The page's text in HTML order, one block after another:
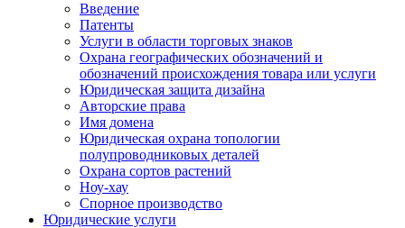
Введение
Патенты
Услуги в области торговых знаков
Охрана географических обозначений и
обозначений происхождения товара или услуги
Юридическая защита дизайна
Авторские права
Имя домена
Юридическая охрана топологии
полупроводниковых деталей
Охрана сортов растений
Ноу-хау
Спорное производство
Юридические услуги